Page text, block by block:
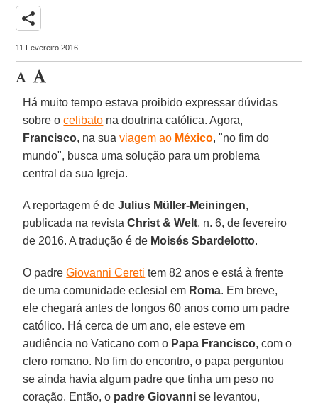
share
11 Fevereiro 2016
Há muito tempo estava proibido expressar dúvidas
sobre ocelibato na doutrina católica. Agora,
Francisco, na suaviagem ao México, "no fim do
mundo", busca uma solução para um problema
central da sua Igreja.
A reportagem é deJulius Müller-Meiningen,
publicada na revistaChrist & Welt, n. 6, de fevereiro
de 2016. A tradução é de Moisés Sbardelotto.
O padreGiovanni Cereti tem 82 anos e está à frente
de uma comunidade eclesial em Roma. Em breve,
ele chegará antes de longos 60 anos como um padre
católico. Há cerca de um ano, ele esteve em
audiência no Vaticano com o Papa Francisco, com o
clero romano. No fim do encontro, o papa perguntou
se ainda havia algum padre que tinha um peso no
coração. Então, o padre Giovanni se levantou,